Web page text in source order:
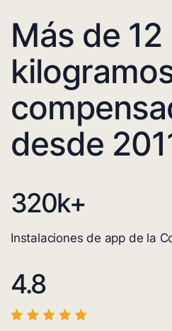
Más de
desde
320k+
Instalaciones de app de la
4.8